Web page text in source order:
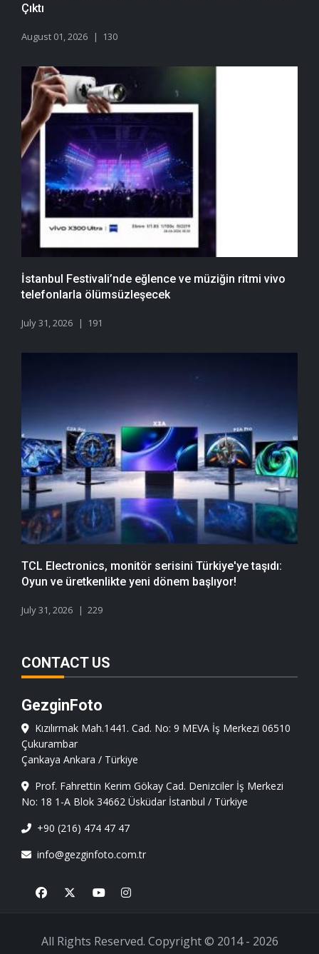
Çıktı
August 01, 2026 130
İstanbul Festivali’nde eğlence ve müziğin ritmi vivo
telefonlarla ölümsüzleşecek
July 31, 2026 191
TCL Electronics, monitör serisini Türkiye'ye taşıdı:
Oyun ve üretkenlikte yeni dönem başlıyor!
July 31, 2026 229
CONTACT US
GezginFoto
Kızılırmak Mah.1441. Cad. No: 9 MEVA İş Merkezi 06510
Çukurambar
Çankaya Ankara / Türkiye
Prof. Fahrettin Kerim Gökay Cad. Denizciler İş Merkezi
No: 18 1-A Blok 34662 Üsküdar İstanbul / Türkiye
+90 (216) 474 47 47
info@gezginfoto.com.tr
All Rights Reserved. Copyright © 2014 - 2026